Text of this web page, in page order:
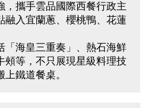
，攜手雲品國際西餐行政主
融入宜蘭蔥、櫻桃鴨、花蓮
「海皇三重奏」、熱石海鮮
頰等，不只展現星級料理技
鐵道餐桌。